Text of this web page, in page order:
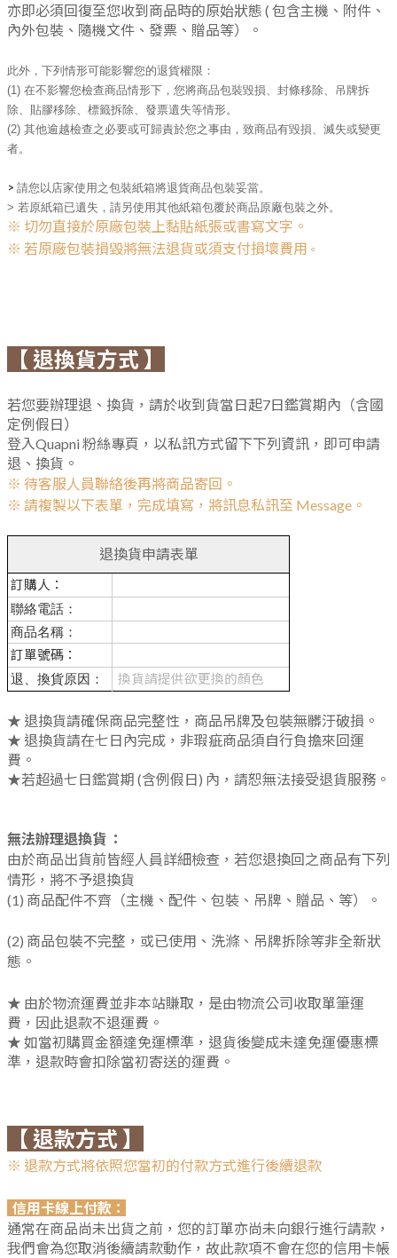
亦即必須回復至您收到商品時的原始狀態 ( 包含主機、附件、
內外包裝、隨機文件、發票、贈品等）。
此外，下列情形可能影響您的退貨權限：
(1) 在不影響您檢查商品情形下，您將商品包裝毀損、封條移除、吊牌拆
(2) 其他逾越檢查之必要或可歸責於您之事由，致商品有毀損、滅失或變更
者。
> 請您以店家使用之包裝紙箱將退貨商品包裝妥當。
> 若原紙箱已遺失，請另使用其他紙箱包覆於商品原廠包裝之外。
※ 切勿直接於原廠包裝上黏貼紙張或書寫文字。
※ 若原廠包裝損毀將無法退貨或須支付損壞費用 。
【 退換貨方式 】
若您要辦理退、換貨，請於收到貨當日起7日鑑賞期內（含國
定例假日）
登入Quapni 粉絲專頁，以私訊方式留下下列資訊，即可申請
退、換貨。
※ 待客服人員聯絡後再將商品寄回。
※ 請複製以下表單，完成填寫，將訊息私訊至 Message。
退換貨申請表單
訂購人：
聯絡電話：
商品名稱：
訂單號碼：
退、換貨原因： 換貨請提供欲更換的顏色
★ 退換貨請確保商品完整性，商品吊牌及包裝無髒汙破損。
★ 退換貨請在七日內完成，非瑕疵商品須自行負擔來回運
費。
★若超過七日鑑賞期 (含例假日) 內，請恕無法接受退貨服務。
無法辦理退換貨 ：
由於商品出貨前皆經人員詳細檢查，若您退換回之商品有下列
情形，將不予退換貨
(1) 商品配件不齊（主機、配件、包裝、吊牌、贈品、等）。
(2) 商品包裝不完整，或已使用、洗滌、吊牌拆除等非全新狀
態。
★ 由於物流運費並非本站賺取，是由物流公司收取單筆運
費，因此退款不退運費。
★ 如當初購買金額達免運標準，退貨後變成未達免運優惠標
準，退款時會扣除當初寄送的運費。
【 退款方式 】
※ 退款方式將依照您當初的付款方式進行後續退款
信用卡線上付款：
通常在商品尚未出貨之前，您的訂單亦尚未向銀行進行請款，
我們會為您取消後續請款動作，故此款項不會在您的信用卡帳